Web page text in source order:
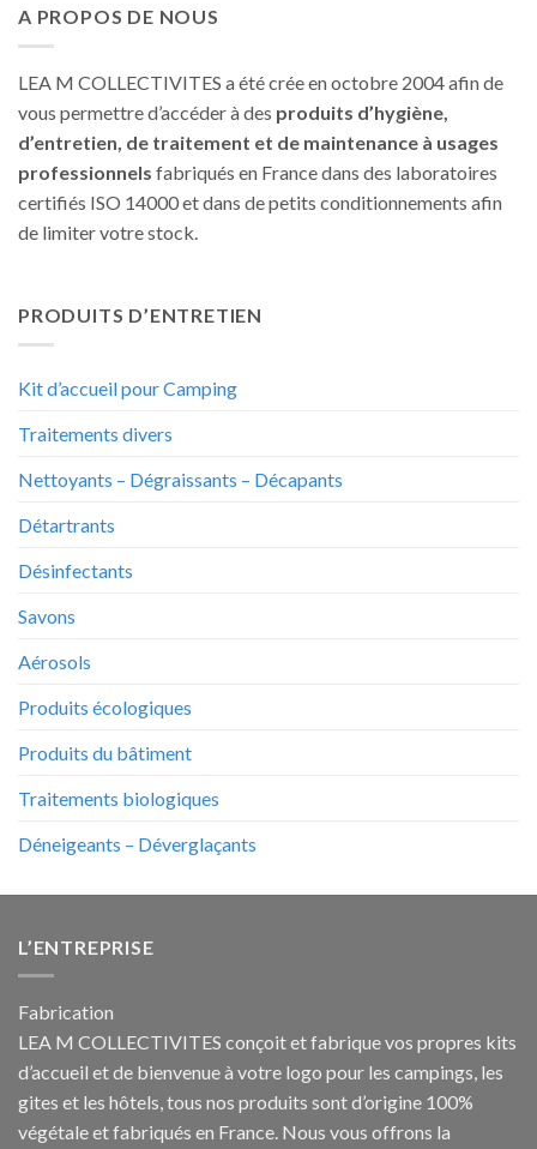
A PROPOS DE NOUS
LEA M COLLECTIVITES a été crée en octobre 2004 afin de
vous permettre d’accéder à des produits d’hygiène,
d’entretien, de traitement et de maintenance à usages
professionnels fabriqués en France dans des laboratoires
certifiés ISO 14000 et dans de petits conditionnements afin
de limiter votre stock.
PRODUITS D’ENTRETIEN
Kit d’accueil pour Camping
Traitements divers
Nettoyants – Dégraissants – Décapants
Détartrants
Désinfectants
Savons
Aérosols
Produits écologiques
Produits du bâtiment
Traitements biologiques
Déneigeants – Déverglaçants
L’ENTREPRISE
Fabrication
LEA M COLLECTIVITES conçoit et fabrique vos propres kits
d’accueil et de bienvenue à votre logo pour les campings, les
gites et les hôtels, tous nos produits sont d’origine 100%
végétale et fabriqués en France. Nous vous offrons la